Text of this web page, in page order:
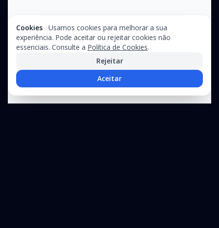
Cookies
Usamos cookies para melhorar a sua
experiência. Pode aceitar ou rejeitar cookies não
essenciais. Consulte a Política de Cookies.
Rejeitar
Aceitar